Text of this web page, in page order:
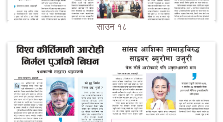
साउन १८